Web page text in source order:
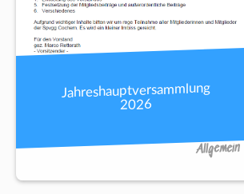
Jahreshauptversammlung
2026
Allgemein